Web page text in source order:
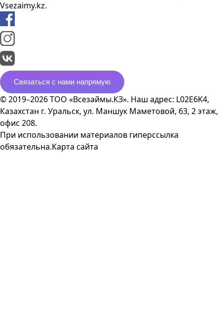
Vsezaimy.kz.
Связаться с нами напрямую
© 2019–2026 ТОО «Всезаймы.КЗ». Наш адрес: L02E6K4,
Казахстан г. Уральск, ул. Маншук Маметовой, 63, 2 этаж,
офис 208.
При использовании материалов гиперссылка
обязательна.Карта сайта